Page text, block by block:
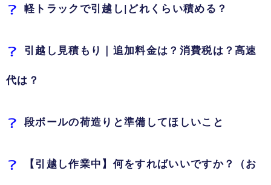
軽トラックで引越し|どれくらい積める？
引越し見積もり｜追加料金は？消費税は？高速
代は？
段ボールの荷造りと準備してほしいこと
【引越し作業中】何をすればいいですか？（お